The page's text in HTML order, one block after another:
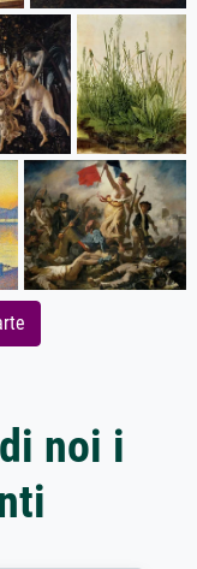
noi i